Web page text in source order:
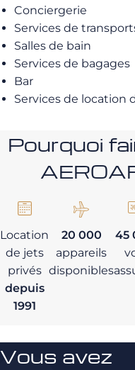
Conciergerie
Services de
Salles de bain
Services de bagages
Bar
Services de location
Pourquoi
Location
de jets
privés
depuis
1991
20 000
appareils
disponibles
45
Vous avez